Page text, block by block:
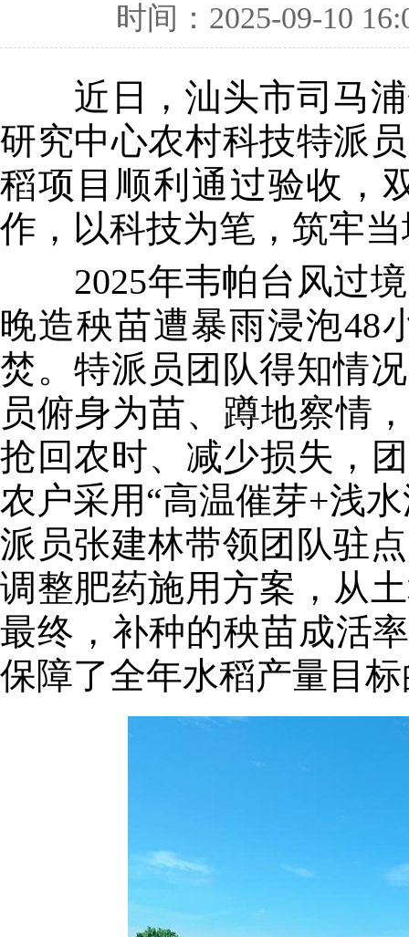
时间：2025-09-10
近日，汕头市司马浦
研究中心农村科技特派
稻项目顺利通过验收，
作，以科技为笔，筑牢
2025年韦帕台风过境
晚造秧苗遭暴雨浸泡48
焚。特派员团队得知情
员俯身为苗、蹲地察情
抢回农时、减少损失，
农户采用“高温催芽+浅
派员张建林带领团队驻
调整肥药施用方案，从
最终，补种的秧苗成活
保障了全年水稻产量目